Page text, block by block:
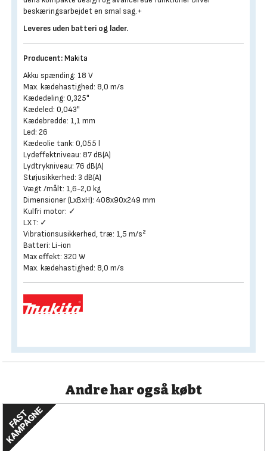
beskæringsarbejdet en smal sag.+
Leveres uden batteri og lader.
Producent:Makita
Akku spænding: 18 V
Max. kædehastighed: 8,0 m/s
Kædedeling: 0,325"
Kædeled: 0,043"
Kædebredde: 1,1 mm
Led: 26
Kædeolie tank: 0,055 l
Lydeffektniveau: 87 dB(A)
Lydtrykniveau: 76 dB(A)
Støjusikkerhed: 3 dB(A)
Vægt /målt: 1,6-2,0 kg
Dimensioner (LxBxH): 408x90x249 mm
Kulfri motor: ✓
LXT: ✓
Vibrationsusikkerhed, træ: 1,5 m/s²
Batteri: Li-ion
Max effekt: 320 W
Max. kædehastighed: 8,0 m/s
Andre har også købt